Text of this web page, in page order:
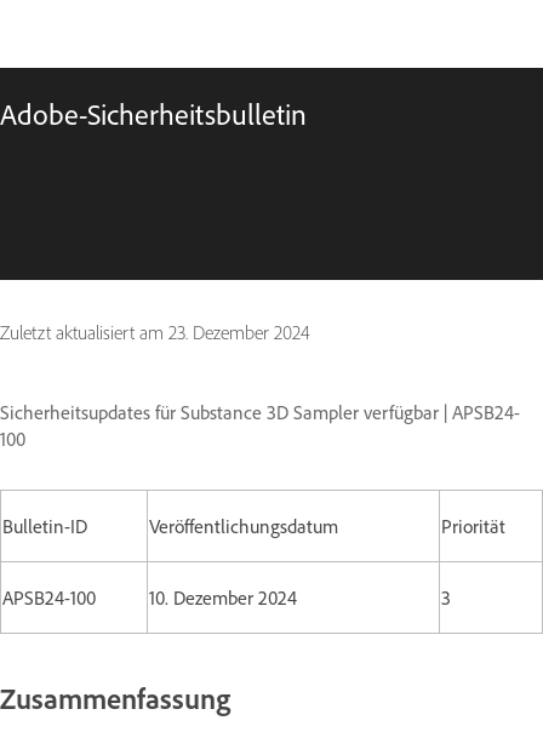
Adobe-Sicherheitsbulletin
Zuletzt aktualisiert am 23. Dezember 2024
Sicherheitsupdates für Substance 3D Sampler verfügbar | APSB24-
100
Bulletin-ID Veröffentlichungsdatum Priorität
APSB24-100 10. Dezember 2024 3
Zusammenfassung